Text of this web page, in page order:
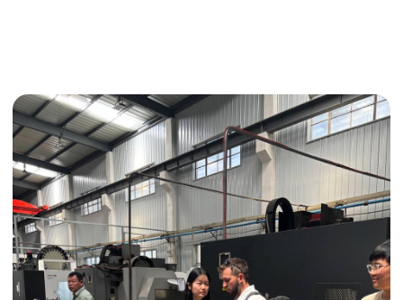
ИНДИВИДУАЛЬНЫЕ УСЛУГИ
Выгодные условия
Сертификация грузов
Консолидация грузов
Сопровождение грузов
Таможенное оформление
Получить консультацию